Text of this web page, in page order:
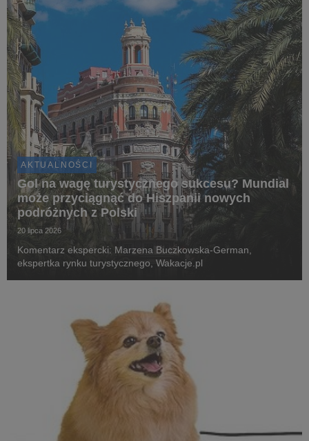
AKTUALNOŚCI
Gol na wagę turystycznego sukcesu? Mundial
może przyciągnąć do Hiszpanii nowych
podróżnych z Polski
20 lipca 2026
Komentarz ekspercki: Marzena Buczkowska-German,
ekspertka rynku turystycznego, Wakacje.pl